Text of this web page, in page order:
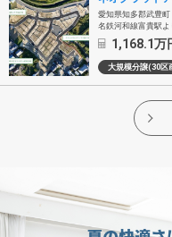
愛知県知多郡武豊町
名鉄河和線富貴駅
1,168.1万
大規模分譲(30区